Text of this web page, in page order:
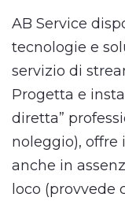
AB Service
tecnologie e
servizio di
Progetta e
diretta”
noleggio), offre
anche in
loco (provvede